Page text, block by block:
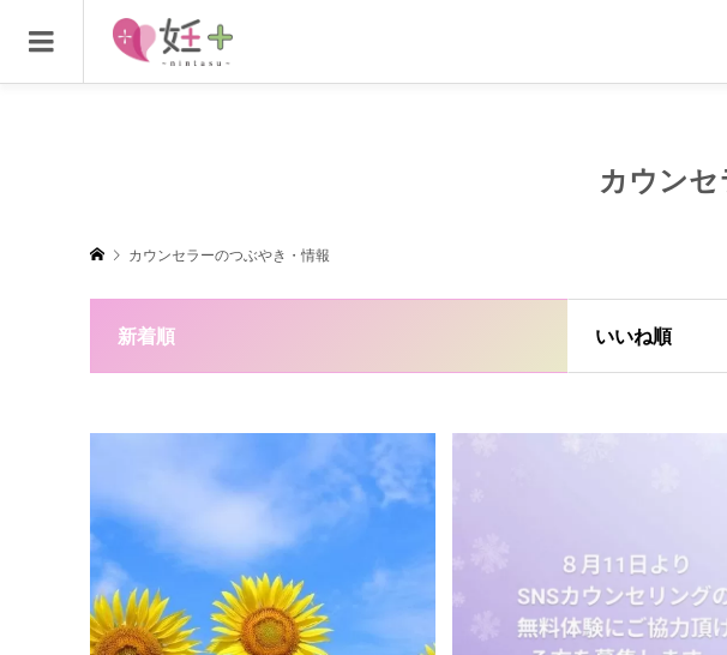
カウン
カウンセラーのつぶやき・情報
新着順 いいね順